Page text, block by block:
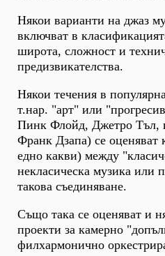
Някои варианти на джаз
включват в
широта, сложност и
предизвикателства.
Някои течения в
т.нар. "арт" или
Пинк Флойд, Джетро Тъл,
Франк Дзапа) се оценяват
едно какви) между
некласическа музика или
такова съединяване.
Също така се оценяват и
проекти за камерно
филхармонично